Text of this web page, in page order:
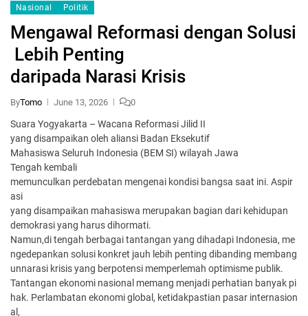
Nasional Politik
Mengawal Reformasi dengan Solusi
Lebih Penting
daripada Narasi Krisis
ByTomo June 13, 2026 0
Suara Yogyakarta – Wacana Reformasi Jilid II
yang disampaikan oleh aliansi Badan Eksekutif
Mahasiswa Seluruh Indonesia (BEM SI) wilayah Jawa
Tengah kembali
memunculkan perdebatan mengenai kondisi bangsa saat ini. Aspir
asi
yang disampaikan mahasiswa merupakan bagian dari kehidupan
demokrasi yang harus dihormati.
Namun,di tengah berbagai tantangan yang dihadapi Indonesia, me
ngedepankan solusi konkret jauh lebih penting dibanding membang
unnarasi krisis yang berpotensi memperlemah optimisme publik.
Tantangan ekonomi nasional memang menjadi perhatian banyak pi
hak. Perlambatan ekonomi global, ketidakpastian pasar internasion
al,